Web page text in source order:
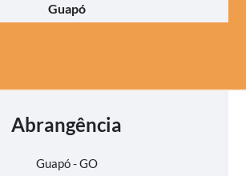
Guapó
Abrangência
Guapó - GO